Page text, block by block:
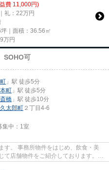
費 11,000円)
礼：22万円
｜面積：36.56㎡
万円
SOHO可
」駅 徒歩5分
町 」駅 徒歩5分
橋 」駅 徒歩10分
久太郎町 ２丁目4-6
中： 1室
す。 事務所物件をはじめ、飲食・美
店舗物件をご紹介しております。